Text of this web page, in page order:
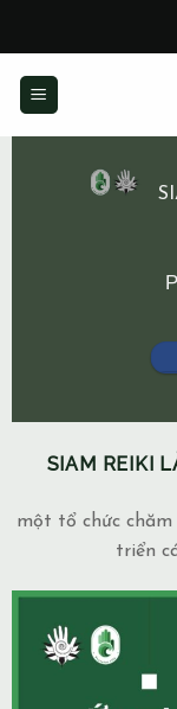
content
SIAM REIKI
một tổ chức chăm
triển